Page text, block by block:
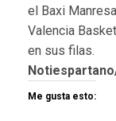
el Baxi
Valencia
en sus filas.
Me gusta esto: